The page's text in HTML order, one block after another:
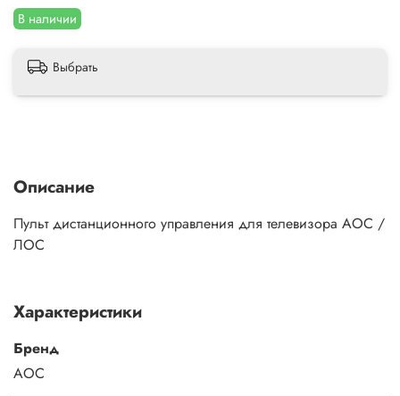
В наличии
Выбрать
Описание
Пульт дистанционного управления для телевизора AOC /
ЛОС
Характеристики
Бренд
AOC